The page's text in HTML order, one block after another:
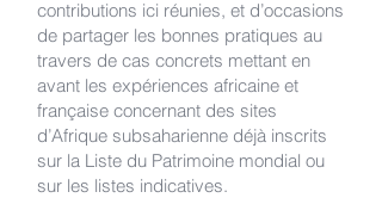
contributions ici réunies, et d’occasions
de partager les bonnes pratiques au
travers de cas concrets mettant en
avant les expériences africaine et
française concernant des sites
d’Afrique subsaharienne déjà inscrits
sur la Liste du Patrimoine mondial ou
sur les listes indicatives.